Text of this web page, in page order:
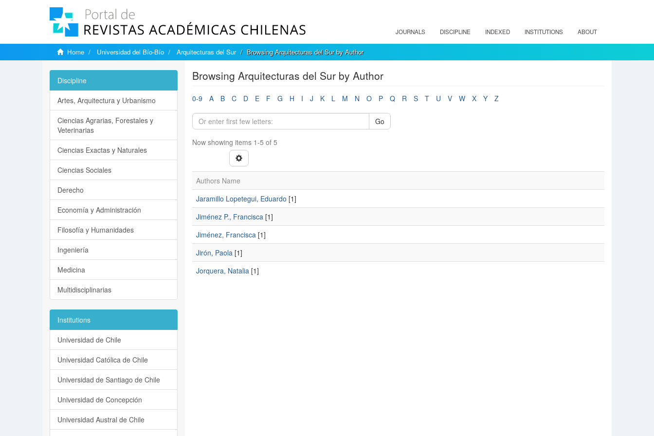
JOURNALS DISCIPLINE INDEXED INSTITUTIONS ABOUT
Home Universidad del Bío-Bío Arquitecturas del Sur Browsing Arquitecturas del Sur by Author
Browsing Arquitecturas del Sur by Author
0-9 A B C D E F G H I J K L M N O P Q R S T U V W X Y Z
Go
Now showing items 1-5 of 5
Authors Name
Jaramillo Lopetegui, Eduardo [1]
Jiménez P., Francisca[1]
Jiménez, Francisca[1]
Jirón, Paola[1]
Jorquera, Natalia[1]
Discipline
Artes, Arquitectura y Urbanismo
Ciencias Agrarias, Forestales y
Veterinarias
Ciencias Exactas y Naturales
Ciencias Sociales
Derecho
Economía y Administración
Filosofía y Humanidades
Ingeniería
Medicina
Multidisciplinarias
Institutions
Universidad de Chile
Universidad Católica de Chile
Universidad de Santiago de Chile
Universidad de Concepción
Universidad Austral de Chile